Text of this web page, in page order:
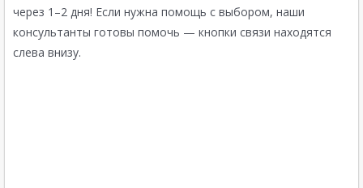
через 1–2 дня! Если нужна помощь с выбором, наши
консультанты готовы помочь — кнопки связи находятся
слева внизу.